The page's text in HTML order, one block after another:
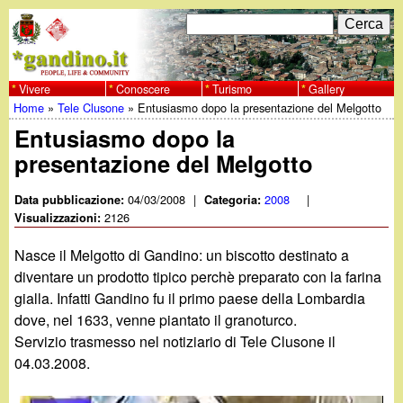
al
contenuto
principale
w
w
w
.
g
a
n
F
o
r
m
i
r
i
c
e
r
C
e
r
c
a
Vivere Conoscere Turismo Gallery
Tu
sei
qui
Home »Tele Clusone » Entusiasmo dopo la presentazione del Melgotto
Entusiasmo dopo la
presentazione del Melgotto
Data pubblicazione:04/03/2008 | Categoria:2008 |
Visualizzazioni:2126
Nasce il Melgotto di Gandino: un biscotto destinato a
diventare un prodotto tipico perchè preparato con la farina
gialla. Infatti Gandino fu il primo paese della Lombardia
dove, nel 1633, venne piantato il granoturco.
Servizio trasmesso nel notiziario di Tele Clusone il
04.03.2008.